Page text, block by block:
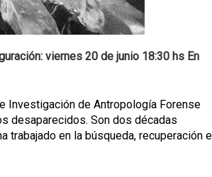
viernes 20 de junio 18:30 hs En
Investigación de Antropología Forense
desaparecidos. Son dos décadas
trabajado en la búsqueda, recuperación e